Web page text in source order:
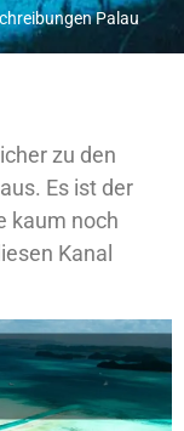
Palau
zu den
Es ist der
kaum noch
Kanal